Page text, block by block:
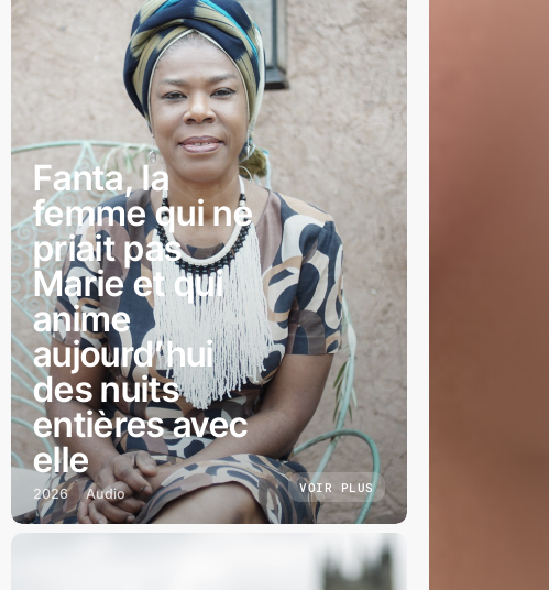
Fanta, la
femme qui ne
priait pas
Marie et qui
anime
aujourd’hui
des nuits
entières avec
elle
2026 Audio VOIR PLUS